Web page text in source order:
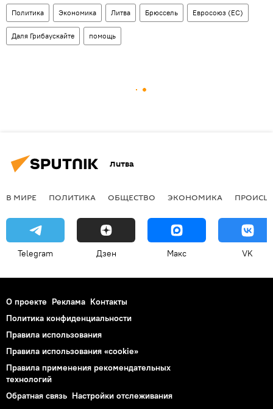
Политика Экономика Литва Брюссель Евросоюз (ЕС)
Даля Грибаускайте помощь
Литва
В МИРЕ ПОЛИТИКА ОБЩЕСТВО ЭКОНОМИКА
Telegram Дзен Макс VK
О проекте Реклама Контакты
Политика конфиденциальности
Правила использования
Правила использования «cookie»
Правила применения рекомендательных
технологий
Обратная связь Настройки отслеживания